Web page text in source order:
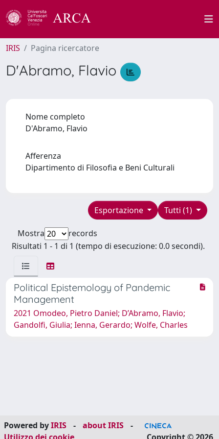
IRIS Pagina ricercatore
D'Abramo, Flavio
Nome completo
D'Abramo, Flavio
Afferenza
Dipartimento di Filosofia e Beni Culturali
Tutti (1)
Esportazione
Mostra
records
Risultati 1 - 1 di 1 (tempo di esecuzione: 0.0 secondi).
Political Epistemology of Pandemic
Management
2021 Omodeo, Pietro Daniel; D’Abramo, Flavio;
Gandolfi, Giulia; Ienna, Gerardo; Wolfe, Charles
Powered byIRIS - about IRIS
-